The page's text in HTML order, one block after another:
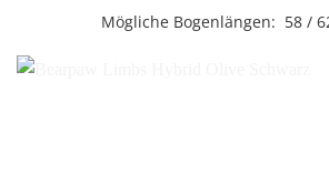
Mögliche Bogenlängen: 58 /